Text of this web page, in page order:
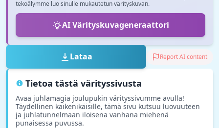
tekoälymme luo sinulle mukautetun värityskuvan.
AI Värityskuvageneraattori
Lataa Report AI content
Tietoa tästä värityssivusta
Avaa juhlamagia joulupukin värityssivumme avulla!
Täydellinen kaikenikäisille, tämä sivu kutsuu luovuuteen
ja juhlatunnelmaan iloisena vanhana miehenä
punaisessa puvussa.